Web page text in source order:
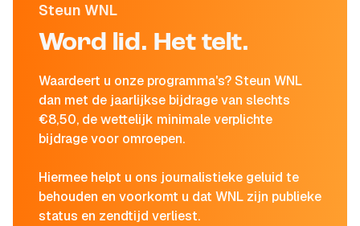
Steun WNL
Word lid. Het telt.
Waardeert u onze programma's? Steun WNL
dan met de jaarlijkse bijdrage van slechts
€8,50, de wettelijk minimale verplichte
bijdrage voor omroepen.
Hiermee helpt u ons journalistieke geluid te
behouden en voorkomt u dat WNL zijn publieke
status en zendtijd verliest.